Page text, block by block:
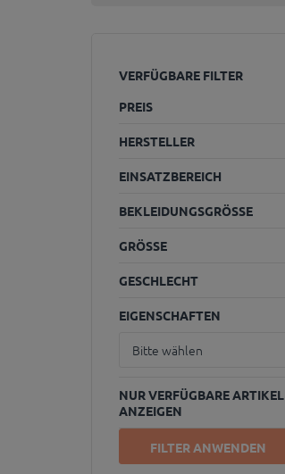
VERFÜGBARE FILTER
PREIS
HERSTELLER
EINSATZBEREICH
BEKLEIDUNGSGRÖSSE
GRÖSSE
GESCHLECHT
EIGENSCHAFTEN
NUR VERFÜGBARE ARTIKEL
ANZEIGEN
FILTER ANWENDEN